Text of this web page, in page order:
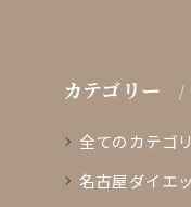
カテゴリー
全てのカテゴ
名古屋ダイエ